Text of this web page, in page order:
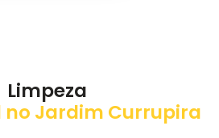
Limpeza
no Jardim Currupira